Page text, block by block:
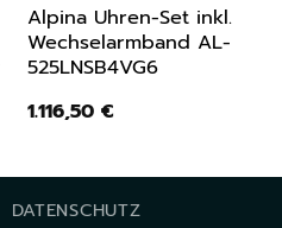
Alpina Uhren-Set inkl.
Wechselarmband AL-
525LNSB4VG6
1.116,50 €
DATENSCHUTZ